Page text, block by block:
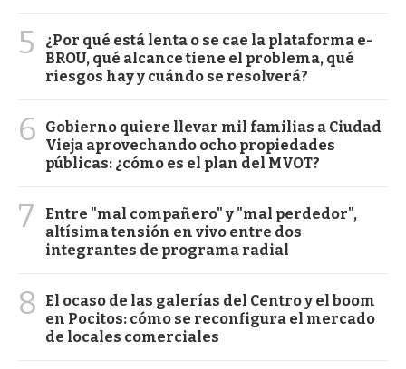
5
¿Por qué está lenta o se cae la plataforma e-
BROU, qué alcance tiene el problema, qué
riesgos hay y cuándo se resolverá?
6
Gobierno quiere llevar mil familias a Ciudad
Vieja aprovechando ocho propiedades
públicas: ¿cómo es el plan del MVOT?
7
Entre "mal compañero" y "mal perdedor",
altísima tensión en vivo entre dos
integrantes de programa radial
8
El ocaso de las galerías del Centro y el boom
en Pocitos: cómo se reconfigura el mercado
de locales comerciales